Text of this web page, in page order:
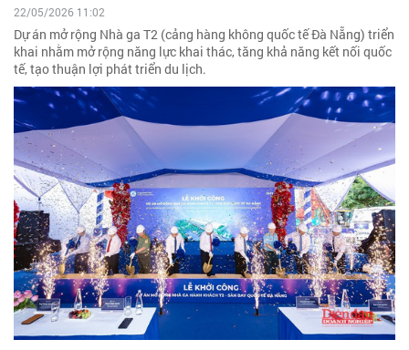
22/05/2026 11:02
Dự án mở rộng Nhà ga T2 (cảng hàng không quốc tế Đà Nẵng) triển
khai nhằm mở rộng năng lực khai thác, tăng khả năng kết nối quốc
tế, tạo thuận lợi phát triển du lịch.